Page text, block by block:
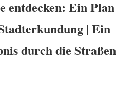
entdecken: Ein Plan
| Ein
durch die Straßen